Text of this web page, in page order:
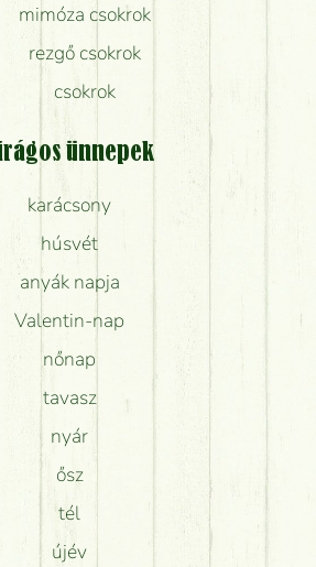
mimóza csokrok
rezgő csokrok
csokrok
ünnepek
karácsony
húsvét
anyák napja
Valentin-nap
nőnap
tavasz
nyár
ősz
tél
újév